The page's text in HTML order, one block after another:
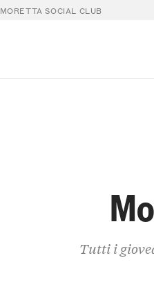
MORETTA SOCIAL CLUB
Tutti i